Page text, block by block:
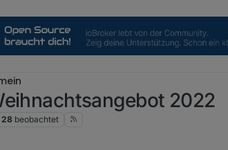
2022
28 beobachtet